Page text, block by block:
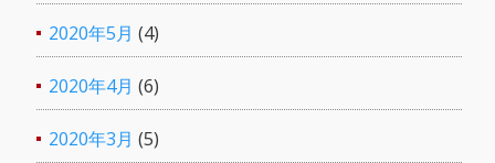
2020年5月 (4)
2020年4月 (6)
2020年3月 (5)